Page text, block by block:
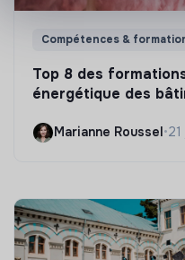
Compétences &
Top 8 des
énergétique des
Marianne Roussel•